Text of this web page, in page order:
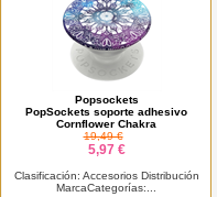
Popsockets
PopSockets soporte adhesivo
Cornflower Chakra
19,49 €
5,97 €
Clasificación: Accesorios Distribución
MarcaCategorías:...